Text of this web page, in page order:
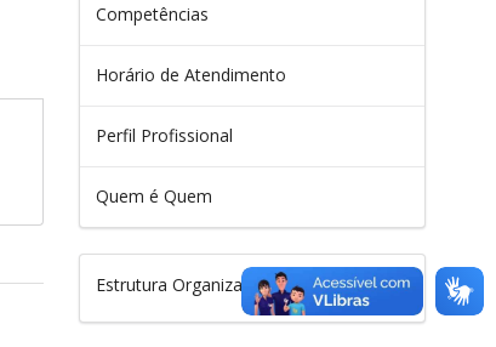
Competências
Horário de Atendimento
Perfil Profissional
Quem é Quem
Estrutura Organizacional